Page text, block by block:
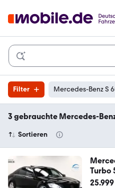
Filter Mercedes-Benz S
3 gebrauchte Mercedes-
Sortieren
Turbo